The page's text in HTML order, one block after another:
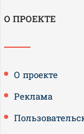
О ПРОЕКТЕ
О проекте
Реклама